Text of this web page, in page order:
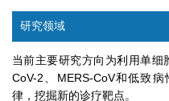
研究领域
当前主要研究方向为利用单细
CoV-2、MERS-CoV和低致
律，挖掘新的诊疗靶点。